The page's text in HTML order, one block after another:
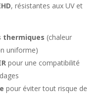
, résistantes aux UV et
thermiques (chaleur
uniforme)
pour une compatibilité
pour éviter tout risque de